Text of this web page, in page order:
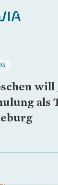
will
als